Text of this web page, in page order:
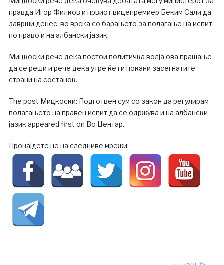
правда Игор Филков и првиот вицепремиер Беким Сали да
заврши денес, во врска со барањето за полагање на испит
по право и на албански јазик.
Мицкоски рече дека постои политичка волја ова прашање
да се реши и рече дека утре ќе ги покани засегнатите
страни на состанок.
The post Мицкоски: Подготвен сум со закон да регулирам
полагањето на правен испит да се одржува и на албански
јазик appeared first on Во Центар.
Пронајдете не на следниве мрежи: